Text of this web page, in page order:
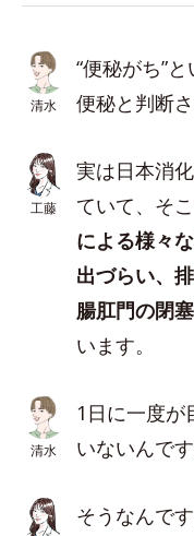
清水
“便秘がち”
便秘と判断
工藤
実は日本消
ていて、そ
による様々
出づらい、
腸肛門の閉
います。
清水
1日に一度が
いないんです
そうなんです